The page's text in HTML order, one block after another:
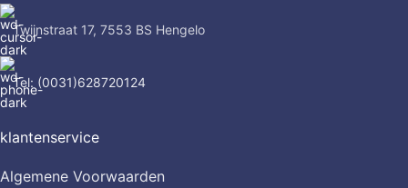
Twijnstraat 17, 7553 BS Hengelo
Tel: (0031)628720124
klantenservice
Algemene Voorwaarden